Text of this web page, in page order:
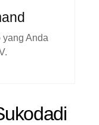
yang Anda